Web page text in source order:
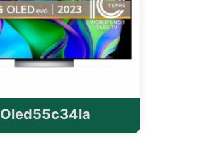
Oled55c34la